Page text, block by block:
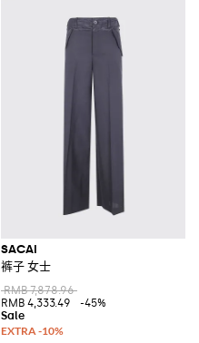
SACAI
裤子 女士
RMB 7,878.96
RMB 4,333.49
-45%